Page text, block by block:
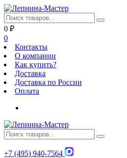
0 ₽
0
Контакты
О компании
Как купить?
Доставка
Доставка по России
Оплата
+7 (495) 940-7564